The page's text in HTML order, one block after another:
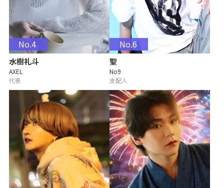
No.4
水樹礼斗
AXEL
代表
No.6
聖
No9
支配人